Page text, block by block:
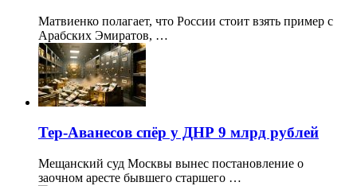
Матвиенко полагает, что России стоит взять пример с
Арабских Эмиратов, …
Тер-Аванесов спёр у ДНР 9 млрд рублей
Мещанский суд Москвы вынес постановление о
заочном аресте бывшего старшего …